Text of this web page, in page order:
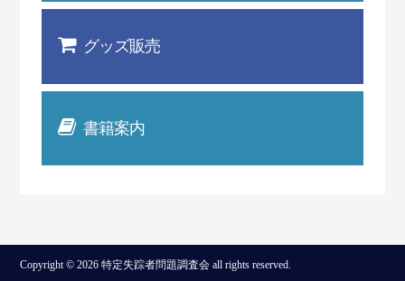
グッズ販売
書籍案内
Copyright © 2026 特定失踪者問題調査会 all rights reserved.